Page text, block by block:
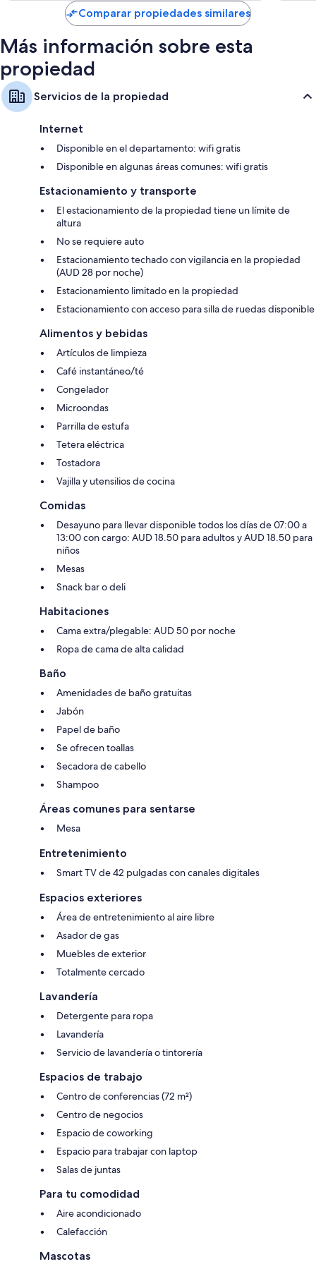
de
$103
Comparar propiedades similares
Más información sobre esta
propiedad
Servicios de la propiedad
Internet
Disponible en el departamento: wifi gratis
Disponible en algunas áreas comunes: wifi gratis
Estacionamiento y transporte
El estacionamiento de la propiedad tiene un límite de
altura
No se requiere auto
Estacionamiento techado con vigilancia en la propiedad
(AUD 28 por noche)
Estacionamiento limitado en la propiedad
Estacionamiento con acceso para silla de ruedas disponible
Alimentos y bebidas
Artículos de limpieza
Café instantáneo/té
Congelador
Microondas
Parrilla de estufa
Tetera eléctrica
Tostadora
Vajilla y utensilios de cocina
Comidas
Desayuno para llevar disponible todos los días de 07:00 a
13:00 con cargo: AUD 18.50 para adultos y AUD 18.50 para
niños
Mesas
Snack bar o deli
Habitaciones
Cama extra/plegable: AUD 50 por noche
Ropa de cama de alta calidad
Baño
Amenidades de baño gratuitas
Jabón
Papel de baño
Se ofrecen toallas
Secadora de cabello
Shampoo
Áreas comunes para sentarse
Mesa
Entretenimiento
Smart TV de 42 pulgadas con canales digitales
Espacios exteriores
Área de entretenimiento al aire libre
Asador de gas
Muebles de exterior
Totalmente cercado
Lavandería
Detergente para ropa
Lavandería
Servicio de lavandería o tintorería
Espacios de trabajo
Centro de conferencias (72 m²)
Centro de negocios
Espacio de coworking
Espacio para trabajar con laptop
Salas de juntas
Para tu comodidad
Aire acondicionado
Calefacción
Mascotas